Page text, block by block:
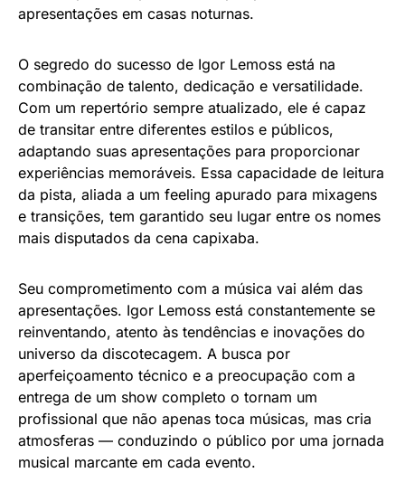
apresentações em casas noturnas.
O segredo do sucesso de Igor Lemoss está na
combinação de talento, dedicação e versatilidade.
Com um repertório sempre atualizado, ele é capaz
de transitar entre diferentes estilos e públicos,
adaptando suas apresentações para proporcionar
experiências memoráveis. Essa capacidade de leitura
da pista, aliada a um feeling apurado para mixagens
e transições, tem garantido seu lugar entre os nomes
mais disputados da cena capixaba.
Seu comprometimento com a música vai além das
apresentações. Igor Lemoss está constantemente se
reinventando, atento às tendências e inovações do
universo da discotecagem. A busca por
aperfeiçoamento técnico e a preocupação com a
entrega de um show completo o tornam um
profissional que não apenas toca músicas, mas cria
atmosferas — conduzindo o público por uma jornada
musical marcante em cada evento.